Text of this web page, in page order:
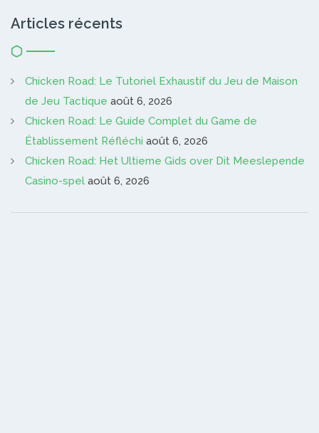
Articles récents
Chicken Road: Le Tutoriel Exhaustif du Jeu de Maison
de Jeu Tactique août 6, 2026
Chicken Road: Le Guide Complet du Game de
Établissement Réfléchi août 6, 2026
Chicken Road: Het Ultieme Gids over Dit Meeslepende
Casino-spel août 6, 2026